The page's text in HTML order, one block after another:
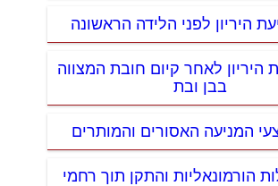
היריון לפני הלידה הראשונה
היריון לאחר קיום חובת המצווה
בבן ובת
המניעה האסורים והמותרים
הורמונאליות והתקן תוך רחמי